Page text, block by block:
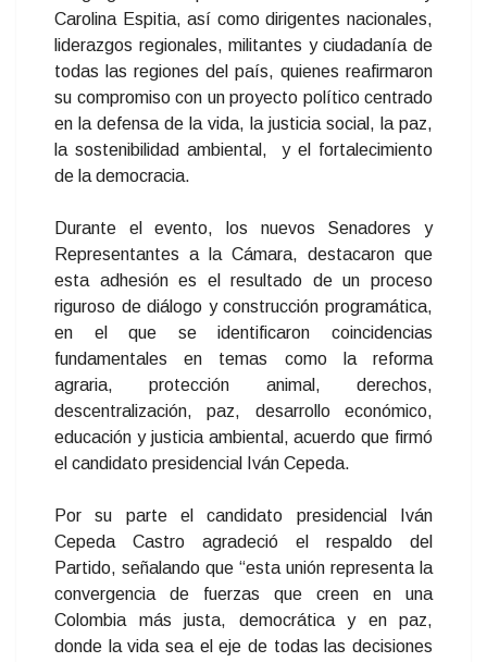
Carolina Espitia, así como dirigentes nacionales,
liderazgos regionales, militantes y ciudadanía de
todas las regiones del país, quienes reafirmaron
su compromiso con un proyecto político centrado
en la defensa de la vida, la justicia social, la paz,
la sostenibilidad ambiental, y el fortalecimiento
de la democracia.
Durante el evento, los nuevos Senadores y
Representantes a la Cámara, destacaron que
esta adhesión es el resultado de un proceso
riguroso de diálogo y construcción programática,
en el que se identificaron coincidencias
fundamentales en temas como la reforma
agraria, protección animal, derechos,
descentralización, paz, desarrollo económico,
educación y justicia ambiental, acuerdo que firmó
el candidato presidencial Iván Cepeda.
Por su parte el candidato presidencial Iván
Cepeda Castro agradeció el respaldo del
Partido, señalando que “esta unión representa la
convergencia de fuerzas que creen en una
Colombia más justa, democrática y en paz,
donde la vida sea el eje de todas las decisiones